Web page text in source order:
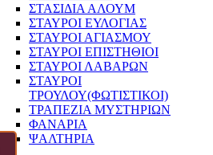
ΣΤΑΣΙΔΙΑ ΑΛΟΥΜ
ΣΤΑΥΡΟΙ ΕΥΛΟΓΙΑΣ
ΣΤΑΥΡΟΙ ΑΓΙΑΣΜΟΥ
ΣΤΑΥΡΟΙ ΕΠΙΣΤΗΘΙΟΙ
ΣΤΑΥΡΟΙ ΛΑΒΑΡΩΝ
ΣΤΑΥΡΟΙ
ΤΡΟΥΛΟΥ(ΦΩΤΙΣΤΙΚΟΙ)
ΤΡΑΠΕΖΙΑ ΜΥΣΤΗΡΙΩΝ
ΦΑΝΑΡΙΑ
ΨΑΛΤΗΡΙΑ